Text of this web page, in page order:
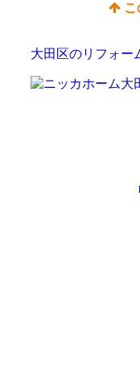
こ
大田区のリフォー